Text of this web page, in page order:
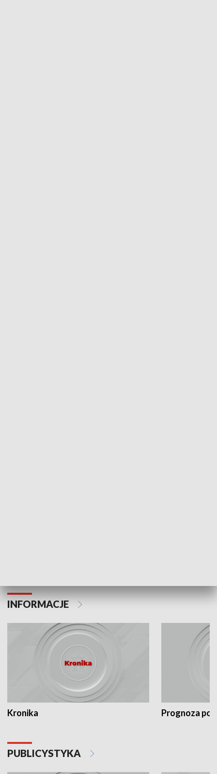
INFORMACJE
Kronika Prognoza
PUBLICYSTYKA